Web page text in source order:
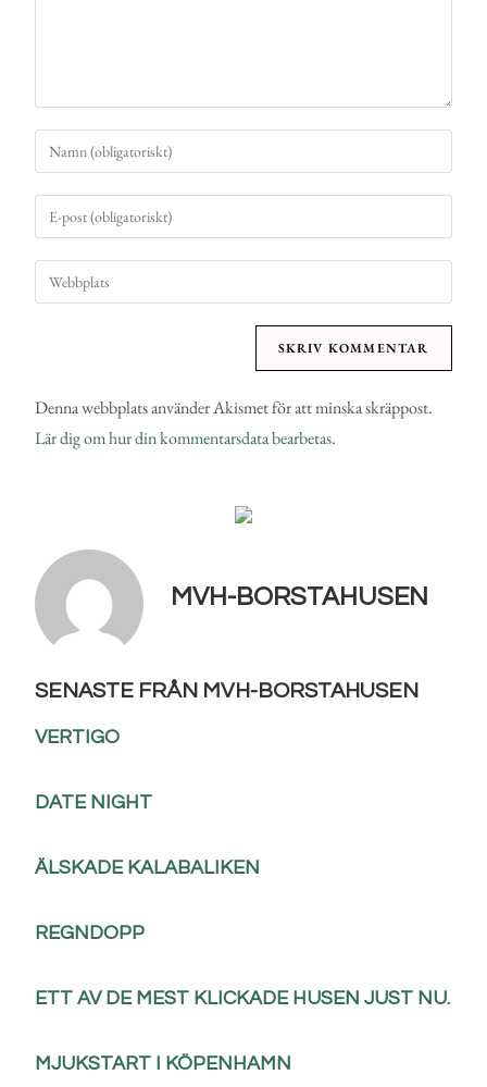
Denna webbplats använder Akismet för att minska skräppost.
Lär dig om hur din kommentarsdata bearbetas.
MVH-BORSTAHUSEN
SENASTE FRÅN MVH-BORSTAHUSEN
VERTIGO
DATE NIGHT
ÄLSKADE KALABALIKEN
REGNDOPP
ETT AV DE MEST KLICKADE HUSEN JUST NU.
MJUKSTART I KÖPENHAMN